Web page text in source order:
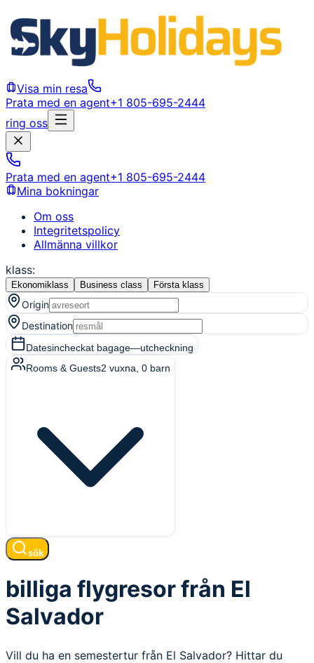
Visa min resa
Prata med en agent+1 805-695-2444
ring oss
Prata med en agent+1 805-695-2444
Mina bokningar
Om oss
Integritetspolicy
Allmänna villkor
klass:
Ekonomiklass Business class Första klass
Origin
Destination
Datesincheckat bagage—utcheckning
Rooms & Guests2 vuxna 0 barn
sök
billiga flygresor från El
Salvador
Vill du ha en semestertur från El Salvador? Hittar du